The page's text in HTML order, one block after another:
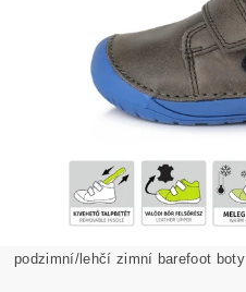
podzimní/lehčí zimní barefoot boty